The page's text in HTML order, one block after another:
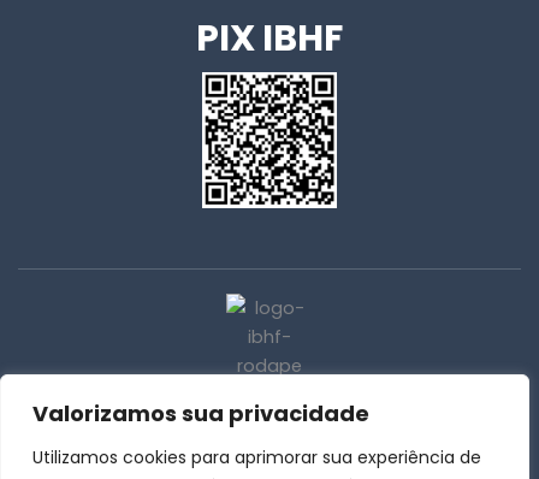
Valorizamos sua privacidade
Utilizamos cookies para aprimorar sua experiência de
PIX IBHF
31 | 3259-4015
31 | 3259-3885